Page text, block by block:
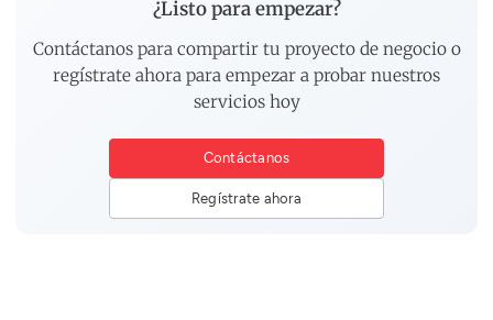
¿Listo para empezar?
Contáctanos para compartir tu proyecto de negocio o
regístrate ahora para empezar a probar nuestros
servicios hoy
Contáctanos
Regístrate ahora